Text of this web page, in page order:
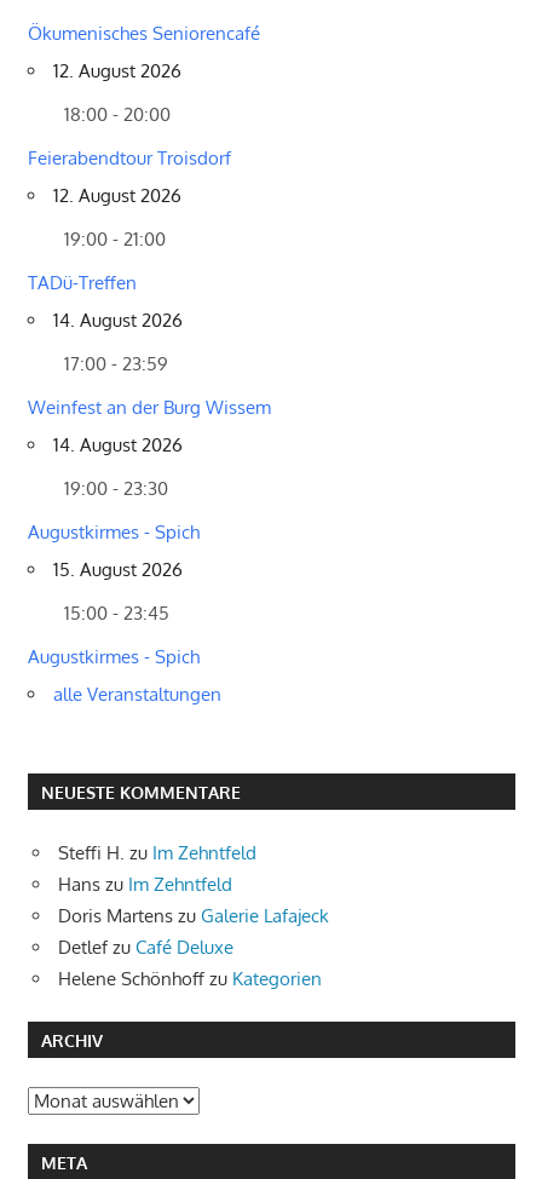
Ökumenisches Seniorencafé
12. August 2026
18:00 - 20:00
Feierabendtour Troisdorf
12. August 2026
19:00 - 21:00
TADü-Treffen
14. August 2026
17:00 - 23:59
Weinfest an der Burg Wissem
14. August 2026
19:00 - 23:30
Augustkirmes - Spich
15. August 2026
15:00 - 23:45
Augustkirmes - Spich
alle Veranstaltungen
NEUESTE KOMMENTARE
Steffi H. zu Im Zehntfeld
Hans zu Im Zehntfeld
Doris Martens zu Galerie Lafajeck
Detlefzu Café Deluxe
Helene Schönhoff zu Kategorien
ARCHIV
Archiv
META